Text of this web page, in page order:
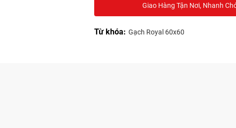
Giao Hàng Tận Nơi, Nhanh
Từ khóa: Gạch Royal 60x60